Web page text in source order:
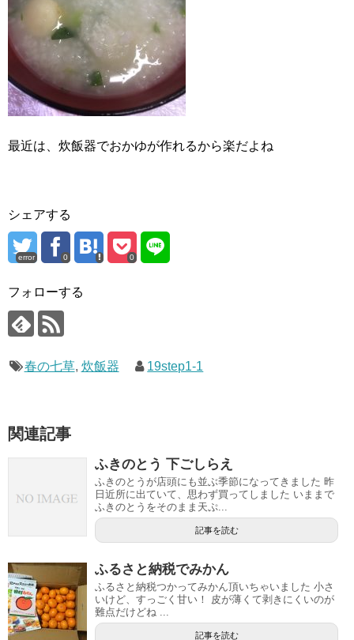
最近は、炊飯器でおかゆが作れるから楽だよね
シェアする
error 0 0
フォローする
春の七草, 炊飯器 19step1-1
関連記事
ふきのとう 下ごしらえ
ふきのとうが店頭にも並ぶ季節になってきました 昨
日近所に出ていて、思わず買ってしました いままで
ふきのとうをそのまま天ぷ...
記事を読む
ふるさと納税でみかん
ふるさと納税つかってみかん頂いちゃいました 小さ
いけど、すっごく甘い！ 皮が薄くて剥きにくいのが
難点だけどね ...
記事を読む